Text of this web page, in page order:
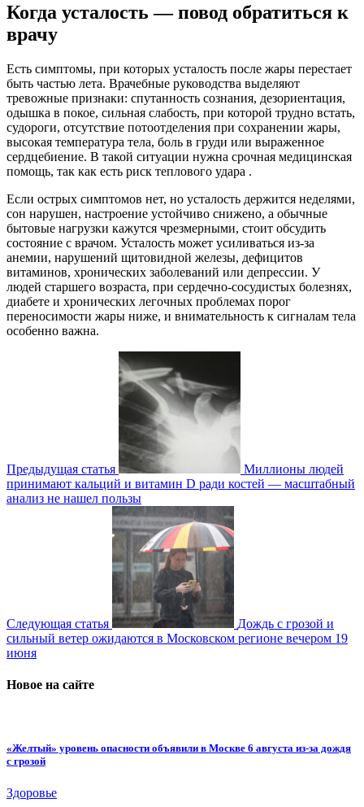
Когда усталость — повод обратиться к
врачу
Есть симптомы, при которых усталость после жары перестает
быть частью лета. Врачебные руководства выделяют
тревожные признаки: спутанность сознания, дезориентация,
одышка в покое, сильная слабость, при которой трудно встать,
судороги, отсутствие потоотделения при сохранении жары,
высокая температура тела, боль в груди или выраженное
сердцебиение. В такой ситуации нужна срочная медицинская
помощь, так как есть риск теплового удара .
Если острых симптомов нет, но усталость держится неделями,
сон нарушен, настроение устойчиво снижено, а обычные
бытовые нагрузки кажутся чрезмерными, стоит обсудить
состояние с врачом. Усталость может усиливаться из‑за
анемии, нарушений щитовидной железы, дефицитов
витаминов, хронических заболеваний или депрессии. У
людей старшего возраста, при сердечно‑сосудистых болезнях,
диабете и хронических легочных проблемах порог
переносимости жары ниже, и внимательность к сигналам тела
особенно важна.
Предыдущая статья
Миллионы людей
принимают кальций и витамин D ради костей — масштабный
анализ не нашел пользы
Следующая статья
Дождь с грозой и
сильный ветер ожидаются в Московском регионе вечером 19
июня
Новое на сайте
«Желтый» уровень опасности объявили в Москве 6 августа из-за дождя
с грозой
Здоровье